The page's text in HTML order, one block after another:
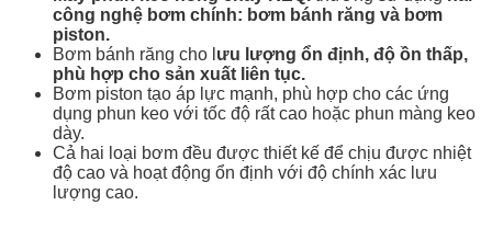
công nghệ bơm chính: bơm bánh răng và bơm
piston.
Bơm bánh răng cho l ưu lượng ổn định, độ ồn thấp,
phù hợp cho sản xuất liên tục.
Bơm piston tạo áp lực mạnh, phù hợp cho các ứng
dụng phun keo với tốc độ rất cao hoặc phun màng keo
dày.
Cả hai loại bơm đều được thiết kế để chịu được nhiệt
độ cao và hoạt động ổn định với độ chính xác lưu
lượng cao.